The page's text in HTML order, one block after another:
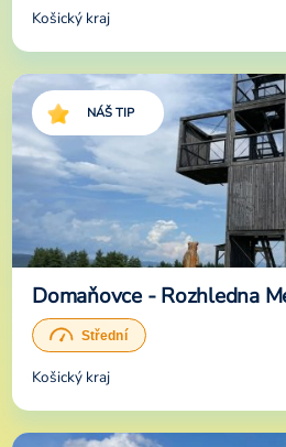
Košický kraj
NÁŠ TIP
Domaňovce - Rozhledna
Košický kraj